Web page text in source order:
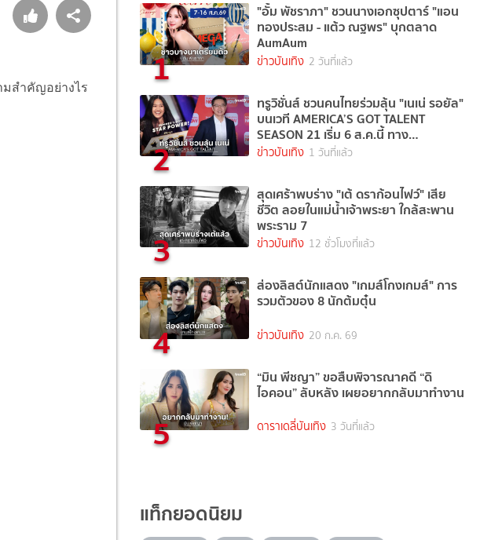
สำคัญอย่างไร
1
"อั้ม พัชราภา" ชวนนางเอกซุปตาร์ "แอน
ทองประสม - แต้ว ณฐพร" บุกตลาด
AumAum
ข่าวบันเทิง 2 วันที่แล้ว
2
ทรูวิชั่นส์ ชวนคนไทยร่วมลุ้น "เนเน่ รอยัล"
บนเวที AMERICA’S GOT TALENT
SEASON 21 เริ่ม 6 ส.ค.นี้ ทาง
TrueVisions NOW
ข่าวบันเทิง 1 วันที่แล้ว
3
สุดเศร้าพบร่าง "เต้ ดราก้อนไฟว์" เสีย
ชีวิต ลอยในแม่น้ำเจ้าพระยา ใกล้สะพาน
พระราม 7
ข่าวบันเทิง 12 ชั่วโมงที่แล้ว
4
ส่องลิสต์นักแสดง "เกมส์โกงเกมส์" การ
รวมตัวของ 8 นักต้มตุ๋น
ข่าวบันเทิง 20 ก.ค. 69
5
“มิน พีชญา” ขอสืบพิจารณาคดี “ดิ
ไอคอน” ลับหลัง เผยอยากกลับมาทำงาน
ดาราเดลี่บันเทิง 3 วันที่แล้ว
แท็กยอดนิยม